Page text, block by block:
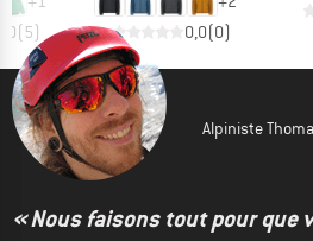
(5)
0,0(0)
Alpiniste
« Nous faisons tout pour que